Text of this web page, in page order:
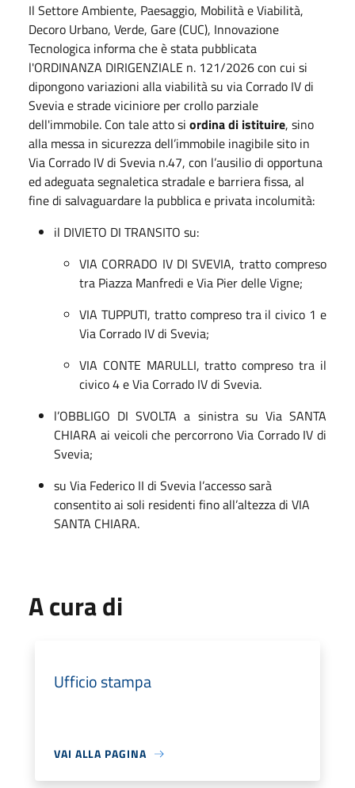
Il Settore Ambiente, Paesaggio, Mobilità e Viabilità,
Decoro Urbano, Verde, Gare (CUC), Innovazione
Tecnologica informa che è stata pubblicata
l'ORDINANZA DIRIGENZIALE n. 121/2026 con cui si
dipongono variazioni alla viabilità su via Corrado IV di
Svevia e strade viciniore per crollo parziale
dell'immobile. Con tale atto si ordina di istituire, sino
alla messa in sicurezza dell’immobile inagibile sito in
Via Corrado IV di Svevia n.47, con l’ausilio di opportuna
ed adeguata segnaletica stradale e barriera fissa, al
fine di salvaguardare la pubblica e privata incolumità:
il DIVIETO DI TRANSITO su:
VIA CORRADO IV DI SVEVIA, tratto compreso
tra Piazza Manfredi e Via Pier delle Vigne;
VIA TUPPUTI, tratto compreso tra il civico 1 e
Via Corrado IV di Svevia;
VIA CONTE MARULLI, tratto compreso tra il
civico 4 e Via Corrado IV di Svevia.
l’OBBLIGO DI SVOLTA a sinistra su Via SANTA
CHIARA ai veicoli che percorrono Via Corrado IV di
Svevia;
su Via Federico II di Svevia l’accesso sarà
consentito ai soli residenti fino all’altezza di VIA
SANTA CHIARA.
A cura di
Ufficio stampa
VAI ALLA PAGINA